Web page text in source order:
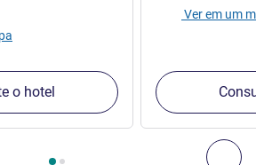
outros estabelecimentos nas
outros estabelecimentos nas
o hotel
Ver em um